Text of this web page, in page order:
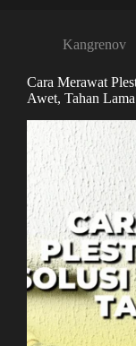
Kangrenov
Cara Merawat
Awet, Tahan Lama